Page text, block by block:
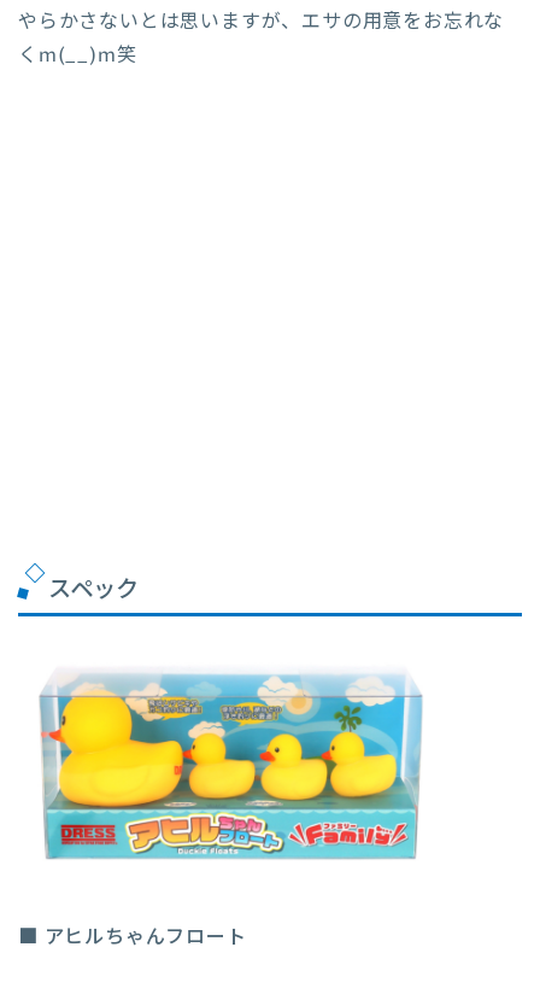
やらかさないとは思いますが、エサの用意をお忘れな
くm(__)m笑
スペック
■ アヒルちゃんフロート